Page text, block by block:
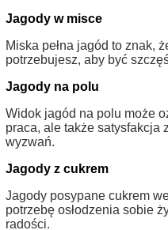
Jagody w misce
Miska pełna jagód to znak,
potrzebujesz, aby być
Jagody na polu
Widok jagód na polu może
praca, ale także satysfakcja
wyzwań.
Jagody z cukrem
Jagody posypane cukrem
potrzebę osłodzenia sobie
radości.